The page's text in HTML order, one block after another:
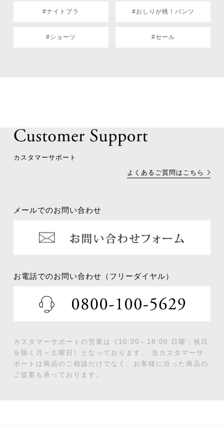
#ナイトブラ #おしりが桃！パンツ
#ショーツ #セール
カスタマーサポート
よくあるご質問はこちら
メールでのお問い合わせ
お電話でのお問い合わせ（フリーダイヤル）
カスタマーサポートの営業は《10:00～18:00 日曜・祝日
を除く月～土曜日》となっております。
当カスタマーサ
ポートは商品のご相談だけでなく、お客様に沿った商品の
ご提案も承っております。